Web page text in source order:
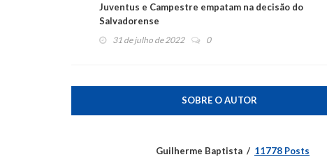
Juventus e Campestre empatam na decisão do
Salvadorense
31 de julho de 2022 0
SOBRE O AUTOR
Guilherme Baptista 11778 Posts